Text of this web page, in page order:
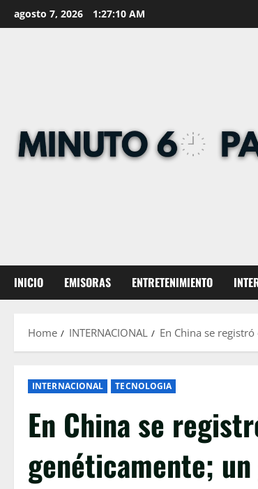
to
agosto 7, 2026 1:27:11 AM
INICIO EMISORAS ENTRETENIMIENTO
Home INTERNACIONAL En China se
INTERNACIONAL TECNOLOGIA
En China se
genéticamente;